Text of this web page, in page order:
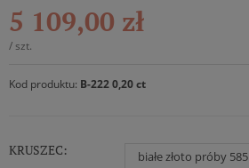
5 109,00 zł
/ szt.
Kod produktu: B-222 0,20 ct
KRUSZEC: białe złoto próby 585